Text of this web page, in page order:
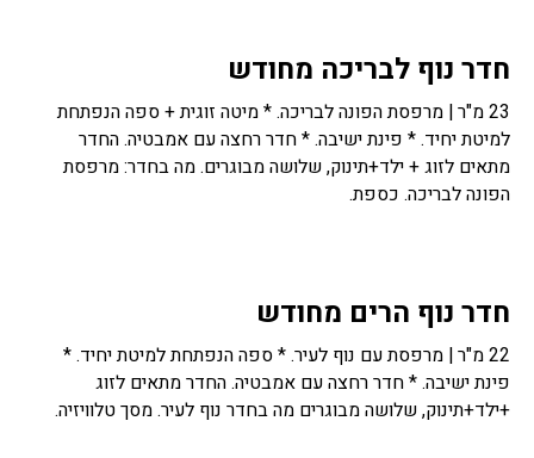
חדר נוף לבריכה מחודש
23 מ"ר | מרפסת הפונה לבריכה. * מיטה זוגית + ספה הנפתחת
למיטת יחיד. * פינת ישיבה. * חדר רחצה עם אמבטיה. החדר
מתאים לזוג + ילד+תינוק, שלושה מבוגרים. מה בחדר: מרפסת
הפונה לבריכה. כספת.
חדר נוף הרים מחודש
22 מ"ר | מרפסת עם נוף לעיר. * ספה הנפתחת למיטת יחיד. *
פינת ישיבה. * חדר רחצה עם אמבטיה. החדר מתאים לזוג
+ילד+תינוק, שלושה מבוגרים מה בחדר נוף לעיר. מסך טלוויזיה.